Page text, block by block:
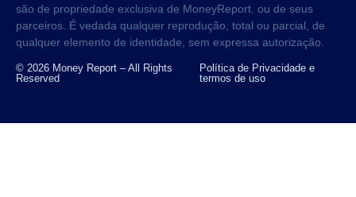
são de propriedade exclusiva de MoneyReport. ou de seus
parceiros. É vedada qualquer reprodução, total ou parcial, de
qualquer elemento de identidade, sem expressa autorização.
© 2026 Money Report – All Rights
Reserved
Política de Privacidade e
termos de uso